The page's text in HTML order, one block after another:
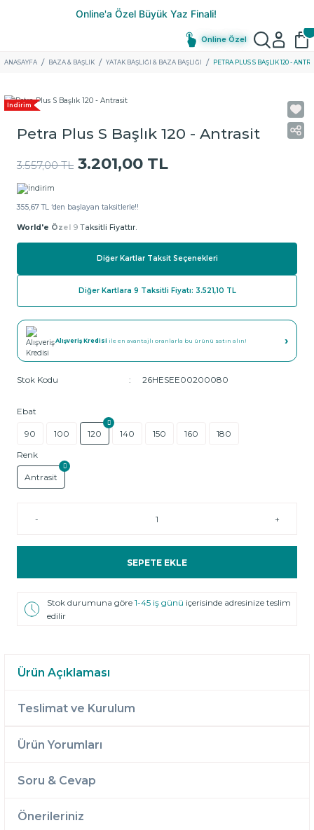
Online Özel
ANASAYFA BAZA & BAŞLIK YATAK BAŞLIĞI & BAZA BAŞLIĞI PETRA PLUS S BAŞLIK 120 -
İndirim
Petra Plus S Başlık 120 - Antrasit
3.557,00 TL 3.201,00 TL
355,67 TL ‘den başlayan taksitlerle!!
World'e Özel 9 Taksitli Fiyattır.
Diğer Kartlar Taksit Seçenekleri
Diğer Kartlara 9 Taksitli Fiyatı: 3.521,10 TL
Alışveriş Kredisi ile en avantajlı oranlarla bu ürünü satın alın! ›
Stok Kodu 26HESEE00200080
Ebat
90 100 120 140 150 160
180
Renk
Antrasit
- +
SEPETE EKLE
Stok durumuna göre1-45 iş günü içerisinde adresinize teslim
edilir
Ürün Açıklaması
Teslimat ve Kurulum
Ürün Yorumları
Soru & Cevap
Önerileriniz